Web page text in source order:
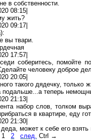
в собственности.
08:15|
жить?
09:17|
):
вы твари.
17:57|
соберитесь, помойте
человеку доброе
20:05|
такого дядечку,
подальше...атеперь
21:13|
набор слов, толком
в квартире, еду
21:30|
может к себе его
1 2 след. Ctrl →